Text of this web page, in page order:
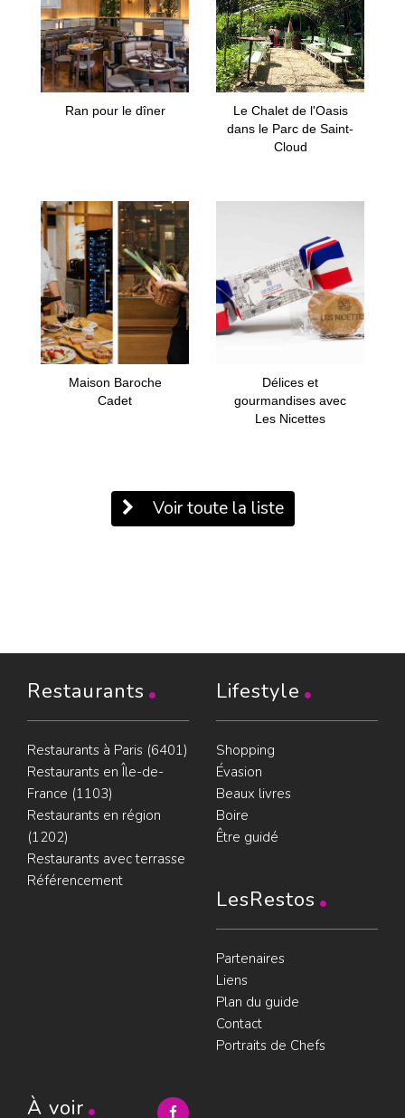
Ran pour le dîner
Le Chalet de l'Oasis
dans le Parc de Saint-
Cloud
Maison Baroche
Cadet
Délices et
gourmandises avec
Les Nicettes
Voir toute la liste
Restaurants
Restaurants à Paris (6401)
Restaurants en Île-de-
France (1103)
Restaurants en région
(1202)
Restaurants avec terrasse
Référencement
Lifestyle
Shopping
Évasion
Beaux livres
Boire
Être guidé
LesRestos
Partenaires
Liens
Plan du guide
Contact
Portraits de Chefs
À voir